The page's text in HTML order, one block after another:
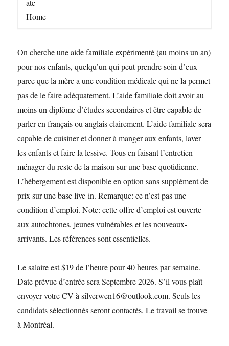
On cherche une aide familiale expérimenté (au moins un an)
pour nos enfants, quelqu’un qui peut prendre soin d’eux
parce que la mère a une condition médicale qui ne la permet
pas de le faire adéquatement. L’aide familiale doit avoir au
moins un diplôme d’études secondaires et être capable de
parler en français ou anglais clairement. L’aide familiale sera
capable de cuisiner et donner à manger aux enfants, laver
les enfants et faire la lessive. Tous en faisant l’entretien
ménager du reste de la maison sur une base quotidienne.
L’hébergement est disponible en option sans supplément de
prix sur une base live-in. Remarque: ce n’est pas une
condition d’emploi. Note: cette offre d’emploi est ouverte
aux autochtones, jeunes vulnérables et les nouveaux-
arrivants. Les références sont essentielles.
Le salaire est $19 de l’heure pour 40 heures par semaine.
Date prévue d’entrée sera Septembre 2026. S’il vous plaît
envoyer votre CV à silverwen16@outlook.com. Seuls les
candidats sélectionnés seront contactés. Le travail se trouve
à Montréal.